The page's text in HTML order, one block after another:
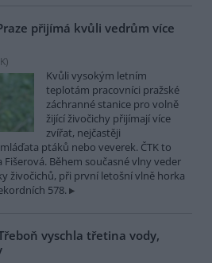
přijímá kvůli vedrům více
)
Kvůli vysokým letním
teplotám pracovníci pražské
záchranné stanice pro volně
žijící živočichy přijímají více
zvířat, nejčastěji
ptáků nebo veverek. ČTK to
Během současné vlny veder
živočichů, při první letošní vlně horka
578.
vyschla třetina vody,